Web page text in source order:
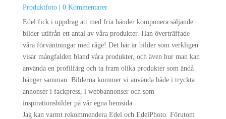
Produktfoto| 0 Kommentarer
Edel fick i uppdrag att med fria händer komponera säljande
bilder utifrån ett antal av våra produkter. Han överträffade
våra förväntningar med råge! Det här är bilder som verkligen
visar mångfalden bland våra produkter, och även hur man kan
använda en profilfärg och ta fram olika produkter som ändå
hänger samman. Bilderna kommer vi använda både i tryckta
annonser i fackpress, i webbannonser och som
inspirationsbilder på vår egna hemsida.
Jag kan varmt rekommendera Edel och EdelPhoto. Förutom